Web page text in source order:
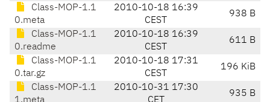
Class-MOP-1.1
0.meta
2010-10-18 16:39
CEST
938 B
Class-MOP-1.1
0.readme
2010-10-18 16:39
CEST
611 B
Class-MOP-1.1
0.tar.gz
2010-10-18 17:31
CEST
196 KiB
Class-MOP-1.1
2010-10-31 17:30
935 B